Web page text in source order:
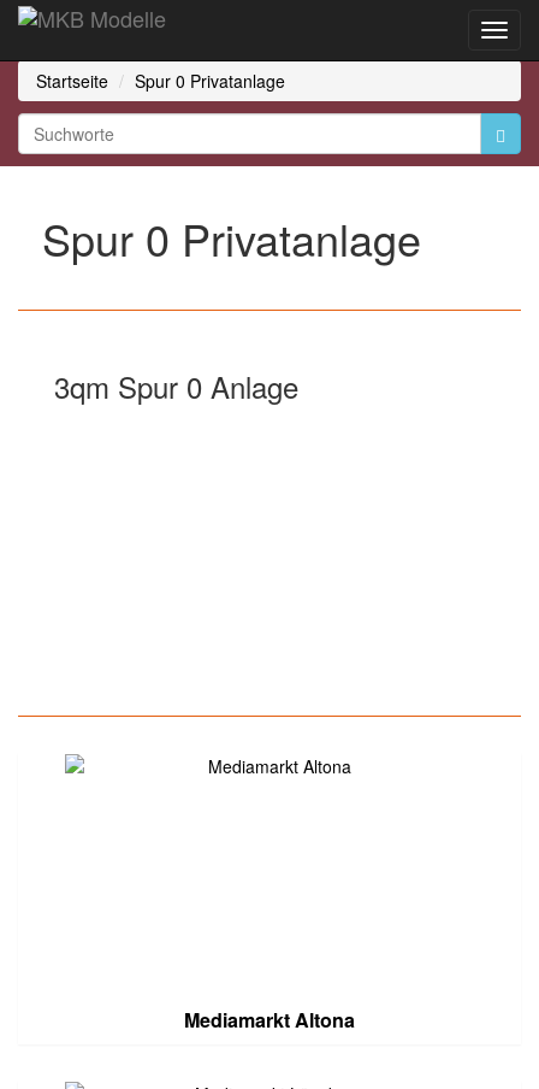
Startseite
Spur 0 Privatanlage
Spur 0 Privatanlage
3qm Spur 0 Anlage
Mediamarkt Altona